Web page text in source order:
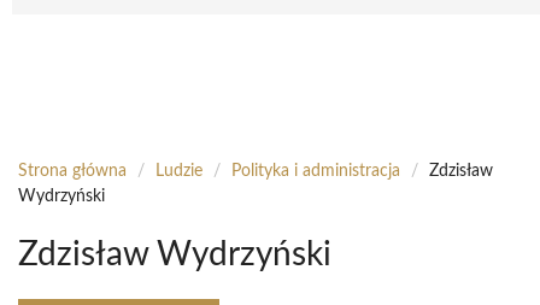
Strona główna / Ludzie / Polityka i administracja /
Zdzisław
Wydrzyński
Zdzisław Wydrzyński